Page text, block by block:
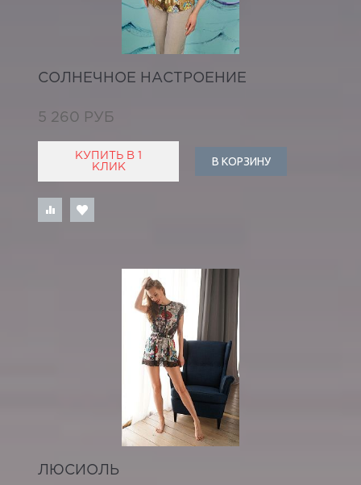
СОЛНЕЧНОЕ НАСТРОЕНИЕ
5 260 РУБ
КУПИТЬ В 1
КЛИК
В КОРЗИНУ
ЛЮСИОЛЬ